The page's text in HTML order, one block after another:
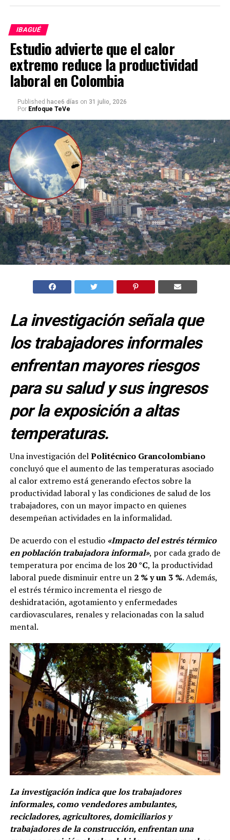
IBAGUÉ
Estudio advierte que el calor
extremo reduce la productividad
laboral en Colombia
Published hace6 días on 31 julio, 2026
Por Enfoque TeVe
La investigación señala que
los trabajadores informales
enfrentan mayores riesgos
para su salud y sus ingresos
por la exposición a altas
temperaturas.
Una investigación delPolitécnico Grancolombiano
concluyó que el aumento de las temperaturas asociado
al calor extremo está generando efectos sobre la
productividad laboral y las condiciones de salud de los
trabajadores, con un mayor impacto en quienes
desempeñan actividades en la informalidad.
De acuerdo con el estudio «Impacto del estrés térmico
en población trabajadora informal», por cada grado de
temperatura por encima de los 20 °C, la productividad
laboral puede disminuir entre un 2 % y un 3 %. Además,
el estrés térmico incrementa el riesgo de
deshidratación, agotamiento y enfermedades
cardiovasculares, renales y relacionadas con la salud
mental.
La investigación indica que los trabajadores
informales, como vendedores ambulantes,
recicladores, agricultores, domiciliarios y
trabajadores de la construcción, enfrentan una